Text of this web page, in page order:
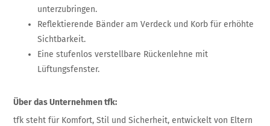
unterzubringen.
Reflektierende Bänder am Verdeck und Korb für erhöhte
Sichtbarkeit.
Eine stufenlos verstellbare Rückenlehne mit
Lüftungsfenster.
Über das Unternehmen tfk:
tfk steht für Komfort, Stil und Sicherheit, entwickelt von Eltern